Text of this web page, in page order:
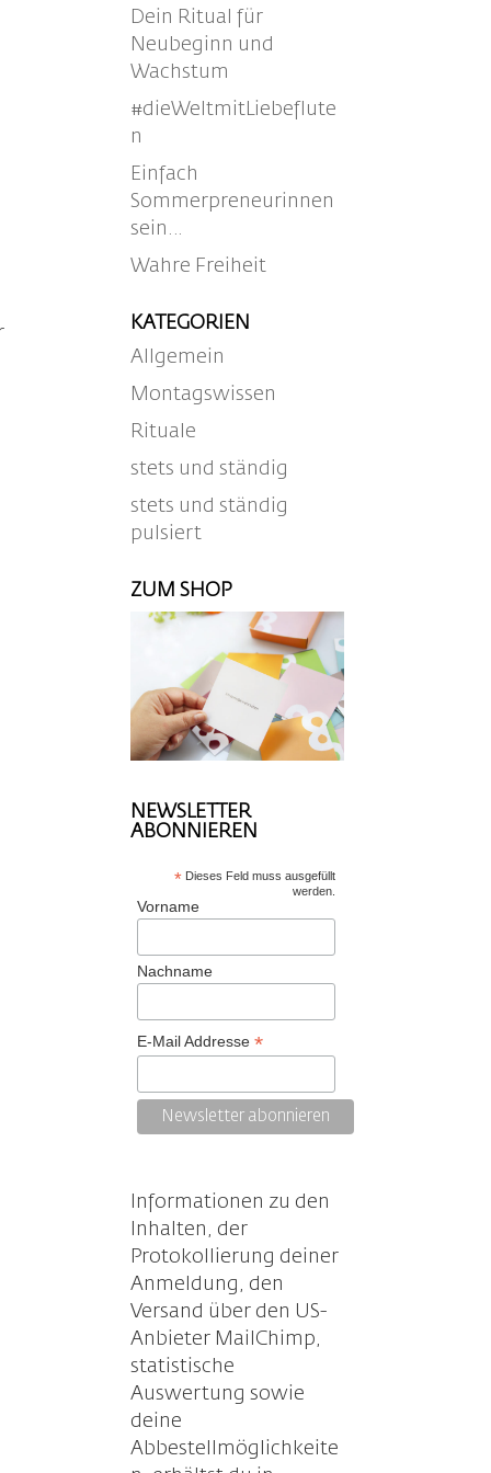
Dein Ritual für
Neubeginn und
Wachstum
#dieWeltmitLiebeflute
n
Einfach
Sommerpreneurinnen
sein…
Wahre Freiheit
KATEGORIEN
Allgemein
Montagswissen
Rituale
stets und ständig
stets und ständig
pulsiert
ZUM SHOP
NEWSLETTER
ABONNIEREN
* Dieses Feld muss ausgefüllt
werden.
Vorname
Nachname
E-Mail Addresse *
Informationen zu den
Inhalten, der
Protokollierung deiner
Anmeldung, den
Versand über den US-
Anbieter MailChimp,
statistische
Auswertung sowie
deine
Abbestellmöglichkeite